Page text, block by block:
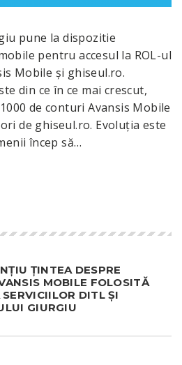
pune la dispozitie
pentru accesul la ROL-ul
Mobile și ghiseul.ro.
din ce în ce mai crescut,
de conturi Avansis Mobile
de ghiseul.ro. Evoluția este
încep să…
ȚINTEA DESPRE
MOBILE FOLOSITĂ
DITL ȘI
GIURGIU